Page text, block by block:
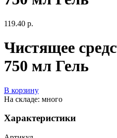
119.40 р.
Чистящее
750 мл Гель
В корзину
На складе: много
Характеристики